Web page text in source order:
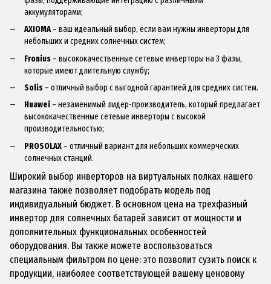
аккумуляторами;
AXIOMA – ваш идеальный выбор, если вам нужны инверторы для
небольших и средних солнечных систем;
Fronius – высококачественные сетевые инверторы на 3 фазы,
которые имеют длительную службу;
Solis – отличный выбор с выгодной гарантией для средних систем.
Huawei – незаменимый лидер-производитель, который предлагает
высококачественные сетевые инверторы с высокой
производительностью;
PROSOLAX – отличный вариант для небольших коммерческих
солнечных станций.
Широкий выбор инверторов на виртуальных полках нашего
магазина также позволяет подобрать модель под
индивидуальный бюджет. В основном цена на трехфазный
инвертор для солнечных батарей зависит от мощности и
дополнительных функциональных особенностей
оборудования. Вы также можете воспользоваться
специальным фильтром по цене: это позволит сузить поиск к
продукции, наиболее соответствующей вашему ценовому